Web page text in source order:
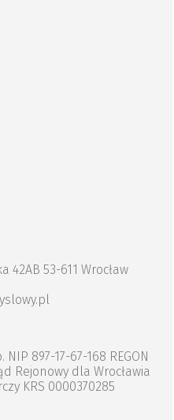
42AB 53-611 Wrocław
897-17-67-168 REGON
Rejonowy dla Wrocławia
KRS 0000370285